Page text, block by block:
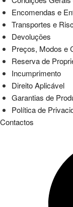
Encomendas e
Transportes e
Devoluções
Preços, Modos e
Reserva de
Incumprimento
Direito Aplicável
Garantias de
Política de
Contactos